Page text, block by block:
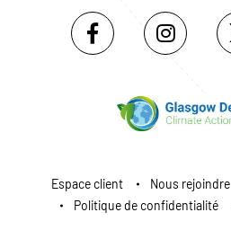
Espace client Nous rejoindre
Politique de confidentialité